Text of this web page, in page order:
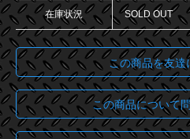
在庫状況 SOLD OUT
この商品を友達
この商品について